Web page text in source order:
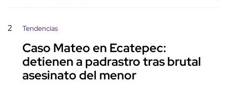
2 Tendencias
Caso Mateo en Ecatepec:
detienen a padrastro tras brutal
asesinato del menor